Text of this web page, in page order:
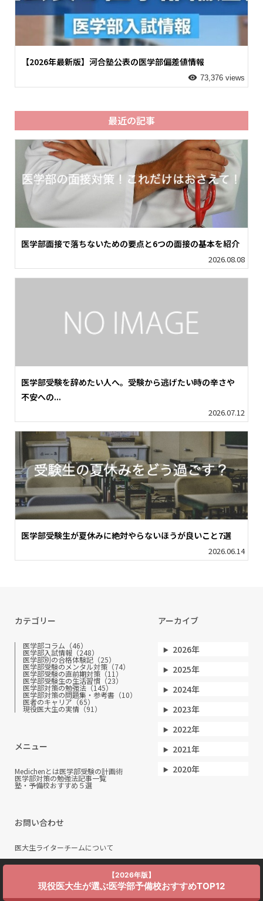
【2026年最新版】河合塾公表の医学部偏差値情報
73,376 views
最近の記事
医学部面接で落ちないための要点と6つの面接の基本を紹介
2026.08.08
医学部受験を辞めたい人へ。受験から逃げたい時の辛さや
不安への...
2026.07.12
医学部受験生が夏休みに絶対やらないほうが良いこと7選
2026.06.14
カテゴリー
医学部コラム（46）
医学部入試情報（248）
医学部別の合格体験記（25）
医学部受験のメンタル対策（74）
医学部受験の直前期対策（11）
医学部受験生の生活習慣（23）
医学部対策の勉強法（145）
医学部対策の問題集・参考書（10）
医者のキャリア（65）
現役医大生の実情（91）
メニュー
Medichenとは医学部受験の計画術
医学部対策の勉強法記事一覧
塾・予備校おすすめ５選
お問い合わせ
医大生ライターチームについて
アーカイブ
2026年
2025年
2024年
2023年
2022年
2021年
2020年
Copyright ©Medichen. All Rights Reserved.
【2026年版】
現役医大生が選ぶ医学部予備校おすすめTOP12